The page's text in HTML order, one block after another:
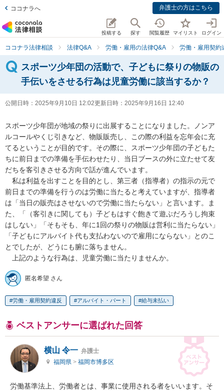
ココナラへ 弁護士の方はこちら
投稿する 探す 閲覧履歴 マイリスト ログイン
ココナラ法律相談 法律Q&A 労働・雇用の法律Q&A 労働・雇用契約
スポーツ少年団の活動で、子どもに祭りの物販の
手伝いをさせる行為は児童労働に該当するか？
公開日時： 2025年9月10日 12:02更新日時： 2025年9月16日 12:40
スポーツ少年団が地域の祭りに出展することになりました。ノンア
ルコールやくじ引きなど、物販販売し、この際の利益を忘年会に充
てるということが目的です。その際に、スポーツ少年団の子どもた
ちに前日までの準備を手伝わせたり、当日ブースの外に立たせて友
だちを客引きさせる方向で話が進んでいます。
私は利益を出すことを目的とし、第三者（指導者）の指示の元で
前日までの準備を行うのは労働に当たると考えていますが、指導者
は「当日の販売はさせないので労働に当たらない」と言います。ま
た、「（客引きに関しても）子どもはすぐ飽きて遊ぶだろうし拘束
はしない」「そもそも、年に1回の祭りの物販は営利に当たらない」
「子どもにアルバイト代も支払わないので雇用にならない」とのこ
とでしたが、どうにも腑に落ちません。
上記のような行為は、児童労働に当たりませんか。
匿名希望 さん
労働・雇用契約違反 アルバイト・パート 給与未払い
ベストアンサーに選ばれた回答
横山 令一 弁護士
福岡県 > 福岡市博多区
労働基準法上、労働者とは、事業に使用される者をいいます。そ